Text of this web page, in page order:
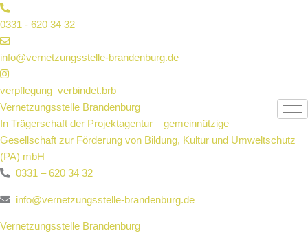
Zum
Inhalt
springen
0331 - 620 34 32
info@vernetzungsstelle-brandenburg.de
verpflegung_verbindet.brb
Vernetzungsstelle Brandenburg
In Trägerschaft der Projektagentur – gemeinnützige
Gesellschaft zur Förderung von Bildung, Kultur und Umweltschutz
(PA) mbH
0331 – 620 34 32
info@vernetzungsstelle-brandenburg.de
Vernetzungsstelle Brandenburg